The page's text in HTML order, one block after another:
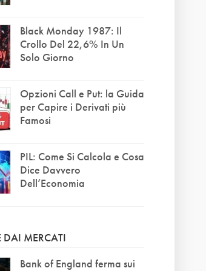
Black Monday 1987: Il
Crollo Del 22,6% In Un
Solo Giorno
Opzioni Call e Put: la Guida
per Capire i Derivati più
Famosi
PIL: Come Si Calcola e Cosa
Dice Davvero
Dell’Economia
DAI MERCATI
Bank of England ferma sui